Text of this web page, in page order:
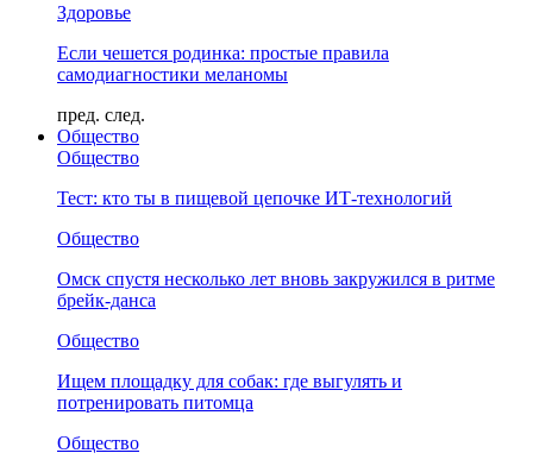
Здоровье
Если чешется родинка: простые правила
самодиагностики меланомы
пред. след.
Общество
Общество
Тест: кто ты в пищевой цепочке ИТ-технологий
Общество
Омск спустя несколько лет вновь закружился в ритме
брейк-данса
Общество
Ищем площадку для собак: где выгулять и
потренировать питомца
Общество